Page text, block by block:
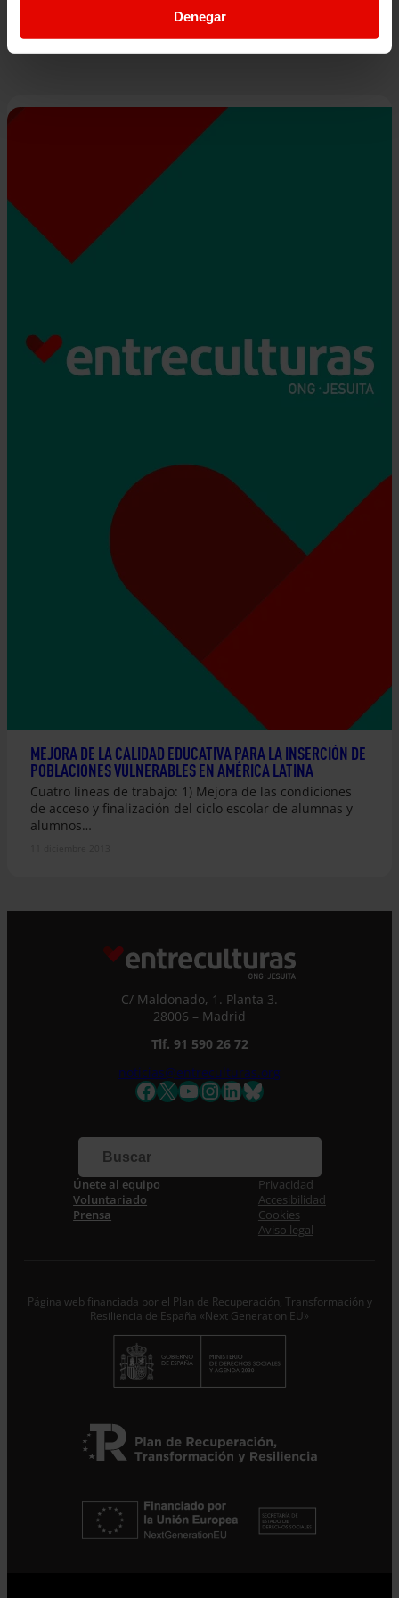
Denegar
MEJORA DE LA CALIDAD EDUCATIVA PARA LA INSERCIÓN DE
POBLACIONES VULNERABLES EN AMÉRICA LATINA
Cuatro líneas de trabajo: 1) Mejora de las condiciones
de acceso y finalización del ciclo escolar de alumnas y
alumnos…
C/ Maldonado, 1. Planta 3.
28006 – Madrid
Tlf. 91 590 26 72
noticias@entreculturas.org
Facebook
X YouTube
Instagram
LinkedIn
Bluesky
Únete al equipo
Voluntariado
Prensa
Privacidad
Accesibilidad
Cookies
Aviso legal
Página web financiada por el Plan de Recuperación, Transformación y
Resiliencia de España «Next Generation EU»